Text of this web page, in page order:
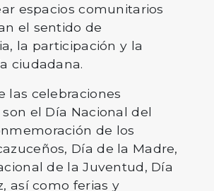
espacios comunitarios
el sentido de
la participación y la
ciudadana.
las celebraciones
el Día Nacional del
de los
Día de la Madre,
de la Juventud, Día
así como ferias y